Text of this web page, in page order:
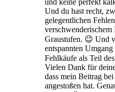
und keine perfekt
Und du hast recht,
gelegentlichen
Graustufen. 😉 Und
entspannten
Fehlkäufe als Teil
Vielen Dank für
dass mein Beitrag
angestoßen hat.